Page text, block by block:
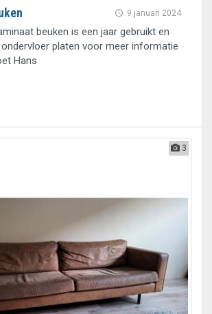
9 januari 2024
beuken is een jaar gebruikt en
platen voor meer informatie
Hans
3